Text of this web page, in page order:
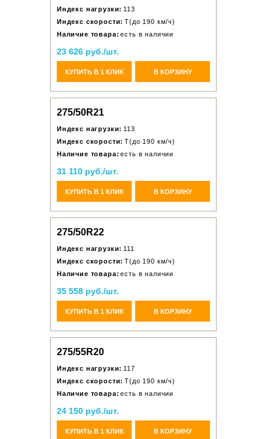
Индекс нагрузки: 113
Индекс скорости: T(до 190 км/ч)
Наличие товара: есть в наличии
23 626 руб./шт.
КУПИТЬ В 1 КЛИК В КОРЗИНУ
275/50R21
Индекс нагрузки: 113
Индекс скорости: T(до 190 км/ч)
Наличие товара: есть в наличии
31 110 руб./шт.
КУПИТЬ В 1 КЛИК В КОРЗИНУ
275/50R22
Индекс нагрузки: 111
Индекс скорости: T(до 190 км/ч)
Наличие товара: есть в наличии
35 558 руб./шт.
КУПИТЬ В 1 КЛИК В КОРЗИНУ
275/55R20
Индекс нагрузки: 117
Индекс скорости: T(до 190 км/ч)
Наличие товара: есть в наличии
24 150 руб./шт.
КУПИТЬ В 1 КЛИК В КОРЗИНУ